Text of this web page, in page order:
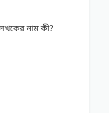
নাম কী?